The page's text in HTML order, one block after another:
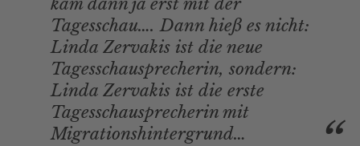
kam dann ja erst mit der
Tagesschau…. Dann hieß es nicht:
Linda Zervakis ist die neue
Tagesschausprecherin, sondern:
Linda Zervakis ist die erste
Tagesschausprecherin mit
Migrationshintergrund…